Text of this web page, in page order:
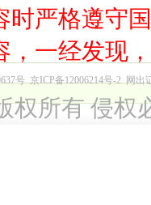
时严格遵守
，一经发现
号 京ICP备12006214号-2 网出
权所有 侵权